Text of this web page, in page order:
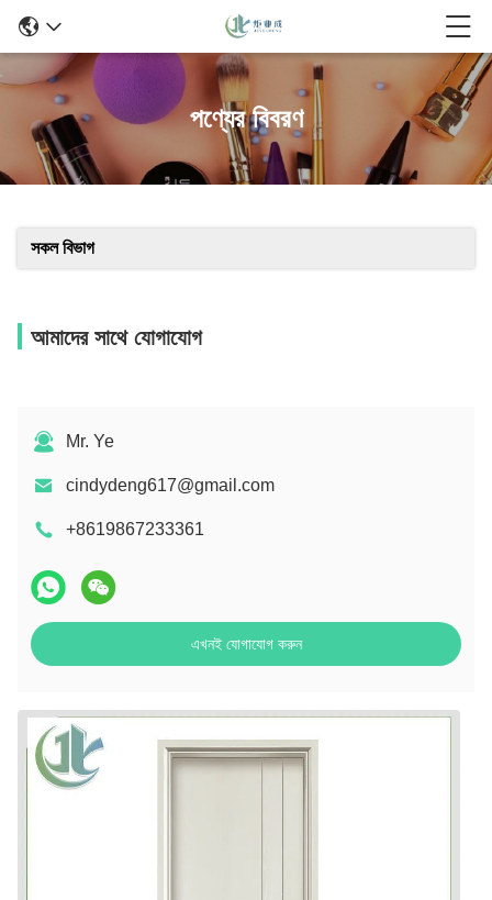
পণ্যের বিবরণ
সকল বিভাগ
আমাদের সাথে যোগাযোগ
Mr. Ye
cindydeng617@gmail.com
+8619867233361
এখনই যোগাযোগ করুন